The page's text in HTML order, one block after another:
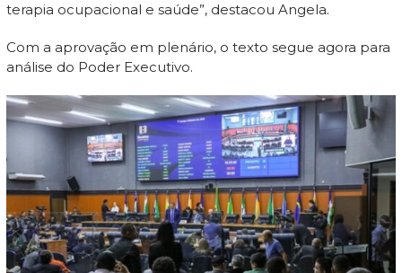
terapia ocupacional e saúde”, destacou Angela.
Com a aprovação em plenário, o texto segue agora para
análise do Poder Executivo.